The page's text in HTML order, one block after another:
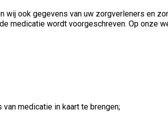
wij ook gegevens van uw zorgverleners en
medicatie wordt voorgeschreven. Op onze
medicatie in kaart te brengen;